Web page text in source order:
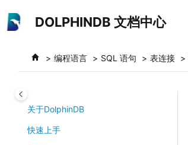
DOLPHINDB 文档中心
编程语言 SQL 语句 表连接
关于DolphinDB
快速上手